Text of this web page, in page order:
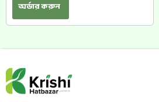
অর্ডার করুন